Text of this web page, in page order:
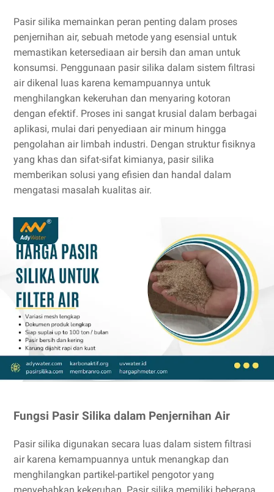
Pasir silika memainkan peran penting dalam proses
penjernihan air, sebuah metode yang esensial untuk
memastikan ketersediaan air bersih dan aman untuk
konsumsi. Penggunaan pasir silika dalam sistem filtrasi
air dikenal luas karena kemampuannya untuk
menghilangkan kekeruhan dan menyaring kotoran
dengan efektif. Proses ini sangat krusial dalam berbagai
aplikasi, mulai dari penyediaan air minum hingga
pengolahan air limbah industri. Dengan struktur fisiknya
yang khas dan sifat-sifat kimianya, pasir silika
memberikan solusi yang efisien dan handal dalam
mengatasi masalah kualitas air.
Fungsi Pasir Silika dalam Penjernihan Air
Pasir silika digunakan secara luas dalam sistem filtrasi
air karena kemampuannya untuk menangkap dan
menghilangkan partikel-partikel pengotor yang